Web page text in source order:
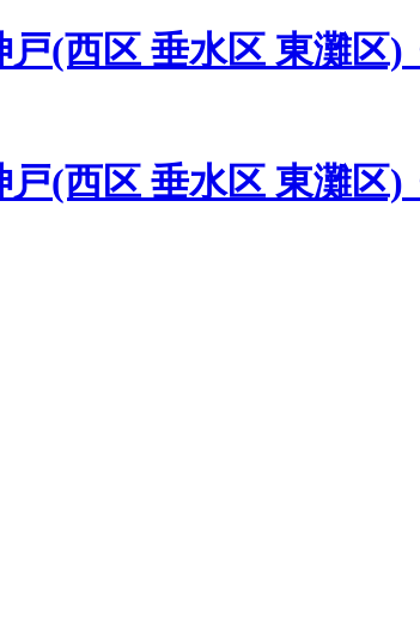
(西区 垂水区 東灘区)
(西区 垂水区 東灘区)